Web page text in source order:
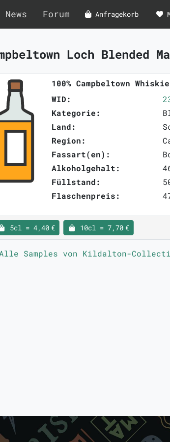
News Forum Anfragekorb
Loch Blended
100% Campbeltown
WID:
Kategorie:
Land:
Region:
Fassart(en):
Alkoholgehalt:
Füllstand:
Flaschenpreis:
5cl = 4,40 € 10cl = 7,70 €
Samples von Kildalton-